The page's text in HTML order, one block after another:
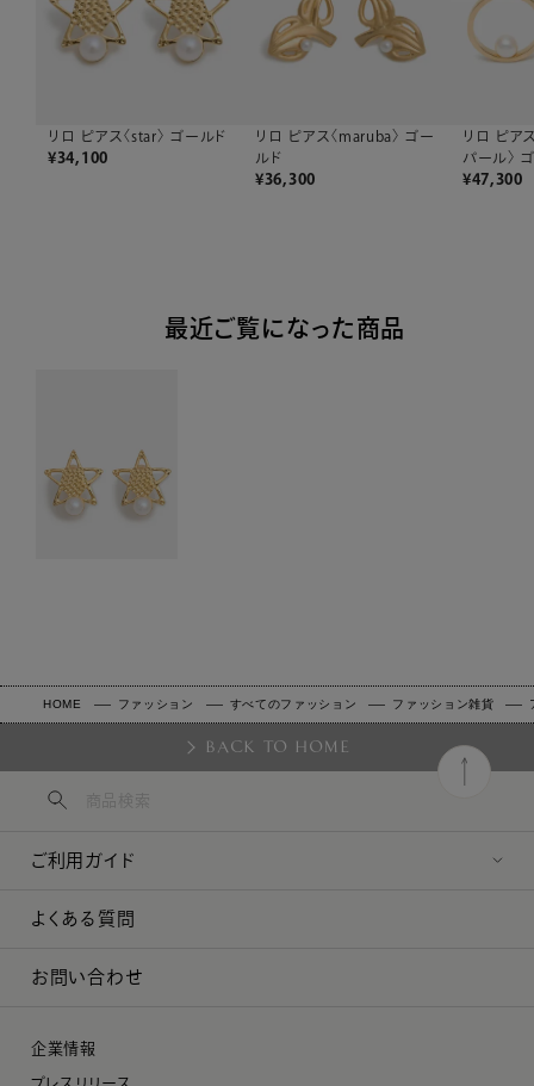
リロ ピアス〈star〉 ゴールド
¥34,100
リロ ピアス〈maruba〉 ゴー
ルド
¥36,300
リロ ピア
パール〉
¥47,300
最近ご覧になった商品
HOME ファッション すべてのファッション ファッション雑貨
BACK TO HOME
ご利用ガイド
よくある質問
お問い合わせ
企業情報
プレスリリース